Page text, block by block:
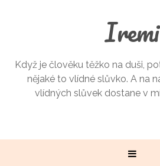
Iremi
Když je člověku těžko na duši,
nějaké to vlídné slůvko. A na
vlídných slůvek dostane v